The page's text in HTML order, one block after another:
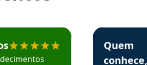
o Aprova Concursos em
Estudante
Quem
conhece,